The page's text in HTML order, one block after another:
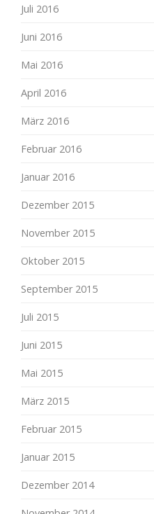
Juli 2016
Juni 2016
Mai 2016
April 2016
März 2016
Februar 2016
Januar 2016
Dezember 2015
November 2015
Oktober 2015
September 2015
Juli 2015
Juni 2015
Mai 2015
März 2015
Februar 2015
Januar 2015
Dezember 2014